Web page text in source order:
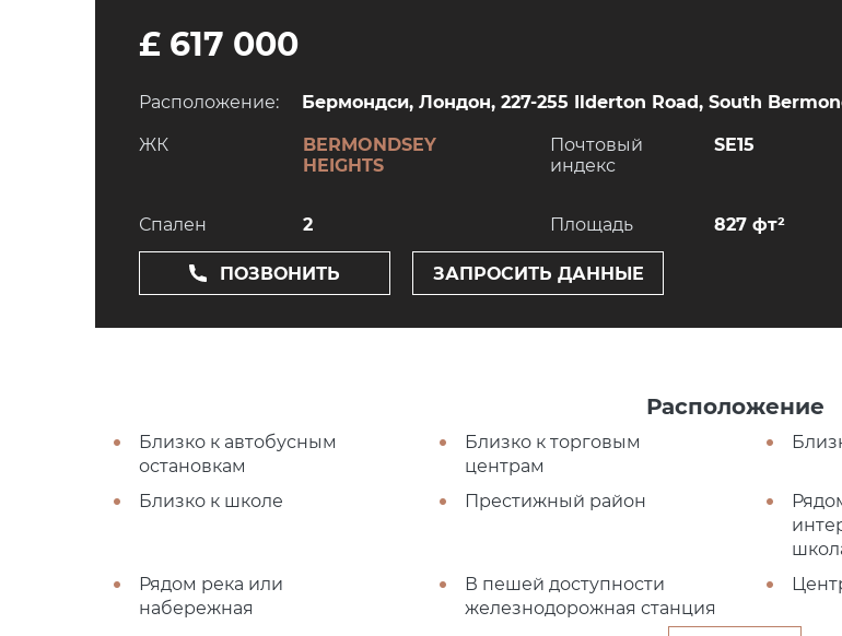
£ 617 000
Расположение: Бермондси, Лондон, 227-255 Ilderton Road, South
ЖК
BERMONDSEY
HEIGHTS
Почтовый
индекс
SE15
Спален 2 Площадь 827 фт²
ПОЗВОНИТЬ ЗАПРОСИТЬ ДАННЫЕ
Расположение
Близко к автобусным
остановкам
Близко к торговым
центрам
Близко к школе Престижный район
Рядом река или
набережная
В пешей доступности
железнодорожная станция